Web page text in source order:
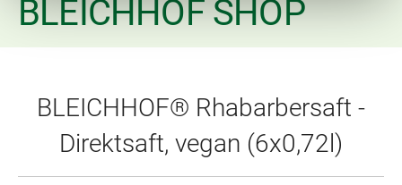
BLEICHHOF SHOP
BLEICHHOF® Rhabarbersaft -
Direktsaft, vegan (6x0,72l)